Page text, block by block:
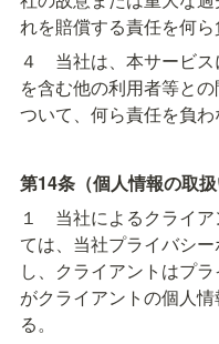
れを賠償する責任を何ら
４　当社は、本サービ
を含む他の利用者等と
ついて、何ら責任を負わ
第14条（個人情報の取扱
１　当社によるクライ
ては、当社プライバシ
し、クライアントはプ
がクライアントの個人
る。